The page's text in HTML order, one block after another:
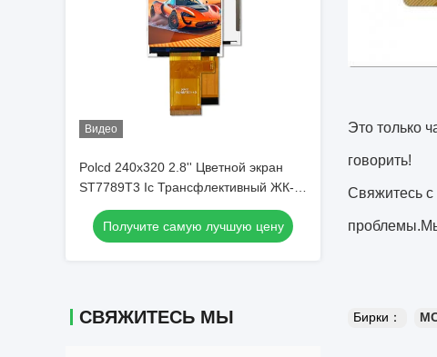
Видео
Polcd 240x320 2.8'' Цветной экран
ST7789T3 Ic Трансфлективный ЖК-
модуль 2.8 дюйма TFT дисплей
Получите самую лучшую цену
СВЯЖИТЕСЬ МЫ
Это только
говорить!
Свяжитесь с
Бирки：